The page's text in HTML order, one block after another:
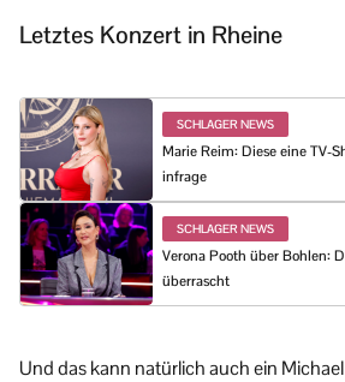
Letztes Konzert in Rheine
SCHLAGER NEWS
Marie Reim: Diese eine TV-
infrage
SCHLAGER NEWS
Verona Pooth über Bohlen:
überrascht
Und das kann natürlich auch ein